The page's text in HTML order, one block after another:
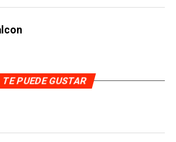
TE PUEDE GUSTAR